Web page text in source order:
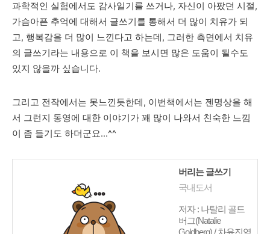
과학적인 실험에서도 감사일기를 쓰거나, 자신이 아팠던 시절,
가슴아픈 추억에 대해서 글쓰기를 통해서 더 많이 치유가 되
고, 행복감을 더 많이 느낀다고 하는데, 그러한 측면에서 치유
의 글쓰기라는 내용으로 이 책을 보시면 많은 도움이 될수도
있지 않을까 싶습니다.
그리고 전작에서는 못느낀듯한데, 이번책에서는 젠명상을 해
서 그런지 동영에 대한 이야기가 꽤 많이 나와서 친숙한 느낌
이 좀 들기도 하더군요...^^
버리는 글쓰기
국내도서
저자 : 나탈리 골드
버그(Natalie